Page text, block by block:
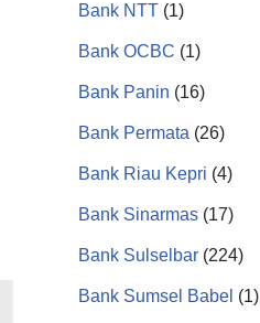
Bank NTT (1)
Bank OCBC (1)
Bank Panin (16)
Bank Permata (26)
Bank Riau Kepri (4)
Bank Sinarmas (17)
Bank Sulselbar (224)
Bank Sumsel Babel (1)